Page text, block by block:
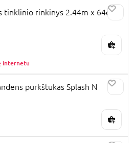
tinklinio rinkinys 2.44m x 64cm,
internetu
purkštukas Splash N